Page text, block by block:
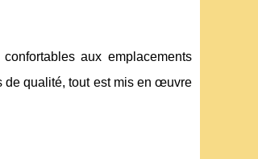
aux emplacements
de qualité, tout est mis en œuvre